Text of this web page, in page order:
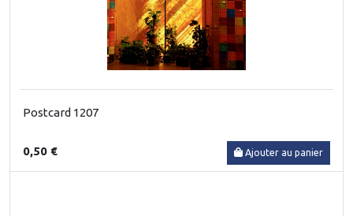
Postcard 1207
0,50 € Ajouter au panier